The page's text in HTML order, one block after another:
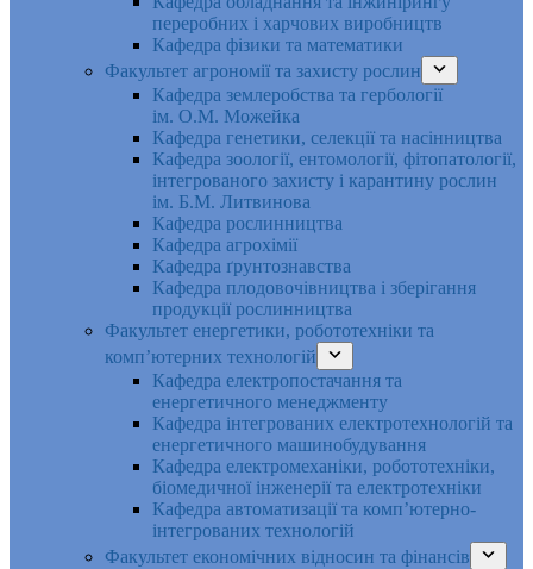
переробних і харчових виробництв
Кафедра фізики та математики
Факультет агрономії та захисту рослин
Кафедра землеробства та гербології
ім. О.М. Можейка
Кафедра генетики, селекції та насінництва
Кафедра зоології, ентомології, фітопатології,
інтегрованого захисту і карантину рослин
ім. Б.М. Литвинова
Кафедра рослинництва
Кафедра агрохімії
Кафедра ґрунтознавства
Кафедра плодовочівництва і зберігання
продукції рослинництва
Факультет енергетики, робототехніки та
комп’ютерних технологій
Кафедра електропостачання та
енергетичного менеджменту
Кафедра інтегрованих електротехнологій та
енергетичного машинобудування
Кафедра електромеханіки, робототехніки,
біомедичної інженерії та електротехніки
Кафедра автоматизації та комп’ютерно-
інтегрованих технологій
Факультет економічних відносин та фінансів